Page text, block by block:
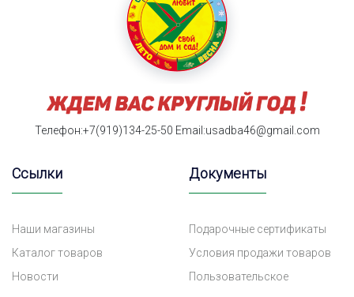
Телефон:+7(919)134-25-50 Email:usadba46@gmail.com
Ссылки
Наши магазины
Каталог товаров
Новости
Документы
Подарочные сертификаты
Условия продажи товаров
Пользовательское